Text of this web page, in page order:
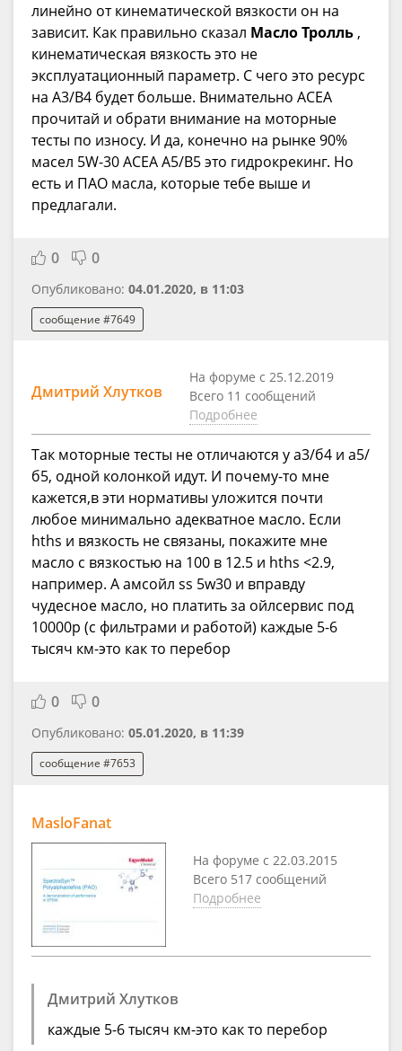
линейно от кинематической вязкости он на
зависит. Как правильно сказал Масло Тролль ,
кинематическая вязкость это не
эксплуатационный параметр. С чего это ресурс
на A3/B4 будет больше. Внимательно АСЕА
прочитай и обрати внимание на моторные
тесты по износу. И да, конечно на рынке 90%
масел 5W-30 ACEA A5/B5 это гидрокрекинг. Но
есть и ПАО масла, которые тебе выше и
предлагали.
0 0
Опубликовано: 04.01.2020, в 11:03
сообщение #7649
Дмитрий Хлутков
На форуме с 25.12.2019
Всего 11 сообщений
Подробнее
Так моторные тесты не отличаются у а3/б4 и а5/
б5, одной колонкой идут. И почему-то мне
кажется,в эти нормативы уложится почти
любое минимально адекватное масло. Если
hths и вязкость не связаны, покажите мне
масло с вязкостью на 100 в 12.5 и hths <2.9,
например. А амсойл ss 5w30 и вправду
чудесное масло, но платить за ойлсервис под
10000р (с фильтрами и работой) каждые 5-6
тысяч км-это как то перебор
0 0
Опубликовано: 05.01.2020, в 11:39
сообщение #7653
MasloFanat
На форуме с 22.03.2015
Всего 517 сообщений
Подробнее
Дмитрий Хлутков
каждые 5-6 тысяч км-это как то перебор